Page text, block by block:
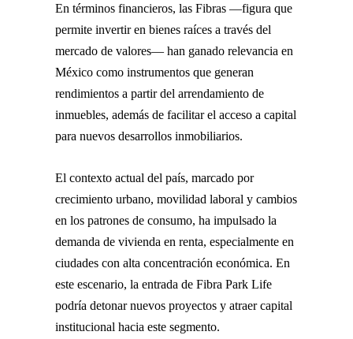
En términos financieros, las Fibras —figura que
permite invertir en bienes raíces a través del
mercado de valores— han ganado relevancia en
México como instrumentos que generan
rendimientos a partir del arrendamiento de
inmuebles, además de facilitar el acceso a capital
para nuevos desarrollos inmobiliarios.
El contexto actual del país, marcado por
crecimiento urbano, movilidad laboral y cambios
en los patrones de consumo, ha impulsado la
demanda de vivienda en renta, especialmente en
ciudades con alta concentración económica. En
este escenario, la entrada de Fibra Park Life
podría detonar nuevos proyectos y atraer capital
institucional hacia este segmento.